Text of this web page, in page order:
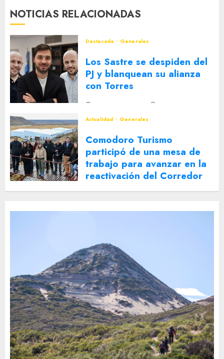
NOTICIAS RELACIONADAS
Destacada Generales
Los Sastre se despiden del
PJ y blanquean su alianza
con Torres
2 DE AGOSTO DE 2026
Actualidad
Generales
Comodoro Turismo
participó de una mesa de
trabajo para avanzar en la
reactivación del Corredor
Turístico Integrado